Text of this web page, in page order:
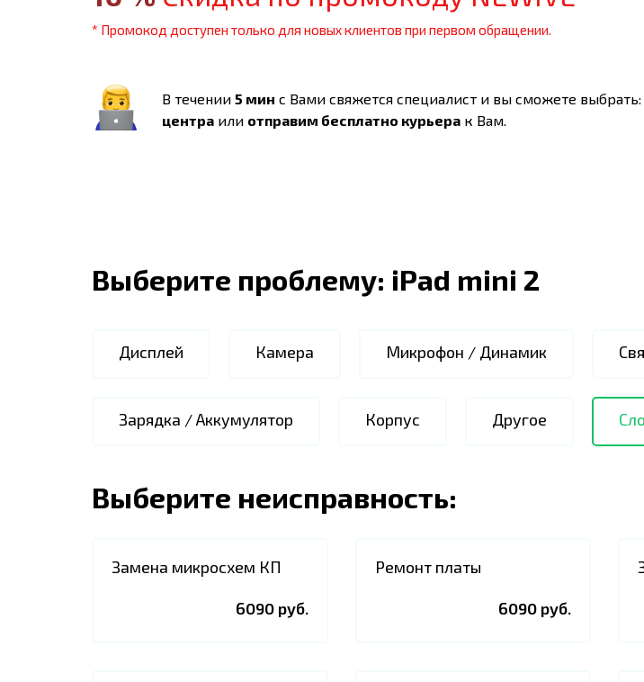
* Промокод доступен только для новых клиентов при первом обращении.
В течении 5 мин с Вами свяжется специалист и вы сможете выбрать:
центра или отправим бесплатно курьера к Вам.
Выберите проблему: iPad mini 2
Дисплей Камера Микрофон / Динамик
Зарядка / Аккумулятор Корпус Другое
Выберите неисправность:
Замена микросхем КП
6090 руб.
Ремонт платы
6090 руб.